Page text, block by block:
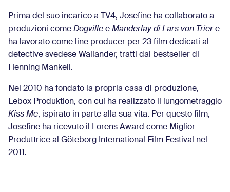
Prima del suo incarico a TV4, Josefine ha collaborato a
produzioni come Dogville e Manderlay di Lars von Triere
ha lavorato come line producer per 23 film dedicati al
detective svedese Wallander, tratti dai bestseller di
Henning Mankell.
Nel 2010 ha fondato la propria casa di produzione,
Lebox Produktion, con cui ha realizzato il lungometraggio
Kiss Me, ispirato in parte alla sua vita. Per questo film,
Josefine ha ricevuto il Lorens Award come Miglior
Produttrice al Göteborg International Film Festival nel
2011.